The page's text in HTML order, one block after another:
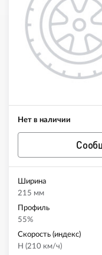
Нет в наличии
Ширина
215 мм
Профиль
55%
Скорость (индекс)
H (210 км/ч)